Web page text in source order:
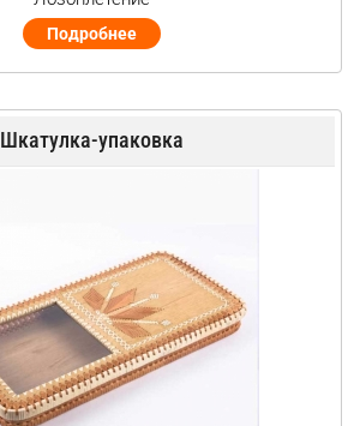
Подробнее
Шкатулка-упаковка